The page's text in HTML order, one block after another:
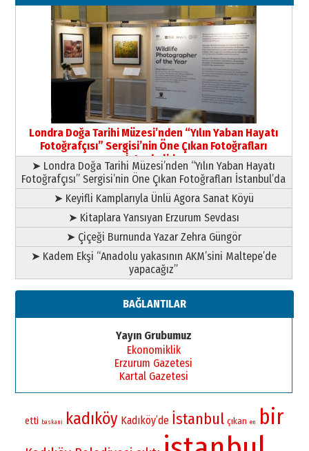
03 Ağustos 2026 Pazartesi
Yıldırım Gündoğdu
HAVVA’NIN ÜÇ KIZI
09 Temmuz 2026 Perşembe
Yusuf POLAT
Şampiyonluk Sebahattin Şirin’e
yazar
11 Mayıs 2026 Pazartesi
Londra Doğa Tarihi Müzesi’nden “Yılın Yaban Hayatı
Fotoğrafçısı” Sergisi’nin Öne Çıkan Fotoğrafları
İstanbul’da
➤ Londra Doğa Tarihi Müzesi’nden “Yılın Yaban Hayatı
Fotoğrafçısı” Sergisi’nin Öne Çıkan Fotoğrafları İstanbul’da
➤ Keyifli Kamplarıyla Ünlü Agora Sanat Köyü
➤ Kitaplara Yansıyan Erzurum Sevdası
➤ Çiçeği Burnunda Yazar Zehra Güngör
➤ Kadem Ekşi “Anadolu yakasının AKM’sini Maltepe’de
yapacağız”
BAĞLANTILAR
Yayın Grubumuz
Ekonomiklik
Erzurum Gazetesi
Kartal Gazetesi
etti baskani kadıköy Kadıköy’de İstanbul çıkan en bir